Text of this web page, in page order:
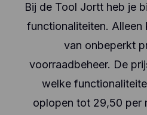
Bij de Tool Jortt heb je
functionaliteiten. Alleen
van onbeperkt
voorraadbeheer. De
welke
oplopen tot 29,50 per